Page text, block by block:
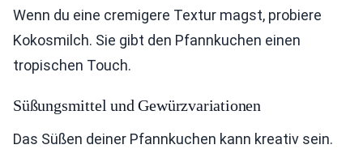
Wenn du eine cremigere Textur magst, probiere
Kokosmilch. Sie gibt den Pfannkuchen einen
tropischen Touch.
Süßungsmittel und Gewürzvariationen
Das Süßen deiner Pfannkuchen kann kreativ sein.